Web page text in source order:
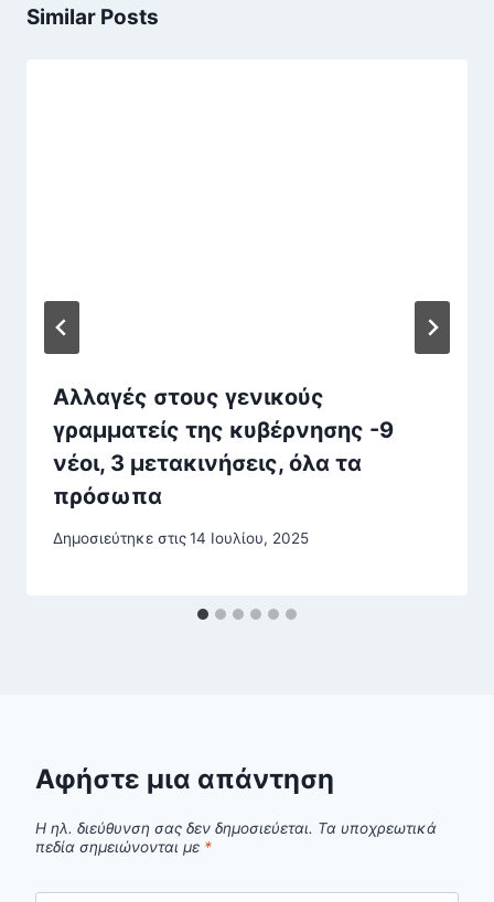
Similar Posts
Αλλαγές στους γενικούς
γραμματείς της κυβέρνησης -9
νέοι, 3 μετακινήσεις, όλα τα
πρόσωπα
Δημοσιεύτηκε στις14 Ιουλίου, 2025
Αφήστε μια απάντηση
Η ηλ. διεύθυνση σας δεν δημοσιεύεται. Τα υποχρεωτικά
πεδία σημειώνονται με *